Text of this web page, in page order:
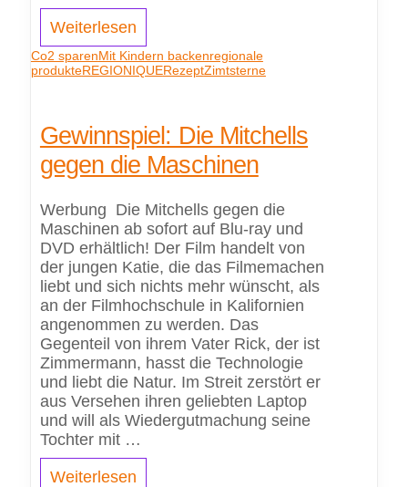
Weiterlesen
Co2 sparenMit Kindern backenregionale
produkteREGIONIQUERezeptZimtsterne
Gewinnspiel: Die Mitchells
gegen die Maschinen
Werbung Die Mitchells gegen die
Maschinen ab sofort auf Blu-ray und
DVD erhältlich! Der Film handelt von
der jungen Katie, die das Filmemachen
liebt und sich nichts mehr wünscht, als
an der Filmhochschule in Kalifornien
angenommen zu werden. Das
Gegenteil von ihrem Vater Rick, der ist
Zimmermann, hasst die Technologie
und liebt die Natur. Im Streit zerstört er
aus Versehen ihren geliebten Laptop
und will als Wiedergutmachung seine
Tochter mit …
Weiterlesen